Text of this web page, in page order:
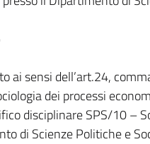
ai sensi dell’art.24,
dei processi
disciplinare SPS/10 –
di Scienze Politiche e